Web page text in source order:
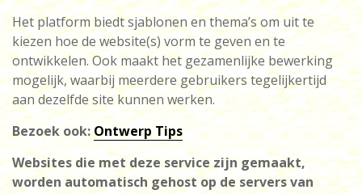
Het platform biedt sjablonen en thema’s om uit te
kiezen hoe de website(s) vorm te geven en te
ontwikkelen. Ook maakt het gezamenlijke bewerking
mogelijk, waarbij meerdere gebruikers tegelijkertijd
aan dezelfde site kunnen werken.
Bezoek ook: Ontwerp Tips
Websites die met deze service zijn gemaakt,
worden automatisch gehost op de servers van